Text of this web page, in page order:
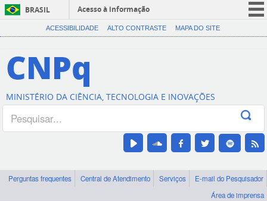
BRASIL
Acesso à informação
CORONAVÍRUS (COVID-19)
Canais
ACESSIBILIDADE ALTO CONTRASTE MAPA DO SITE
CNPq
MINISTÉRIO DA CIÊNCIA, TECNOLOGIA E INOVAÇÕES
Perguntas frequentes Central de Atendimento Serviços
E-mail do Pesquisador
Área de imprensa